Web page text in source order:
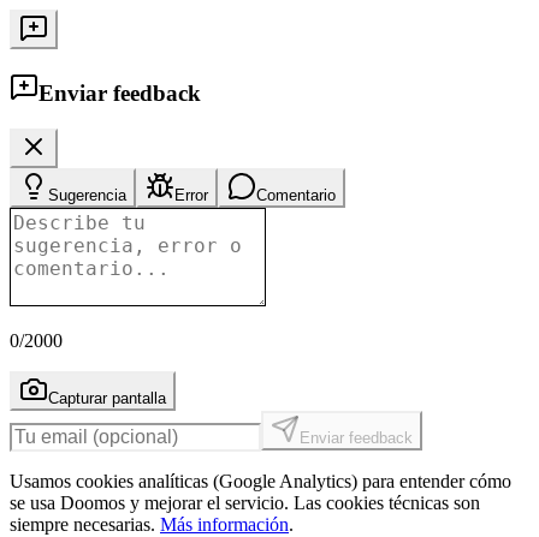
Enviar feedback
Sugerencia Error Comentario
0/2000
Capturar pantalla
Enviar feedback
Usamos cookies analíticas (Google Analytics) para entender cómo
se usa Doomos y mejorar el servicio. Las cookies técnicas son
siempre necesarias. Más información.